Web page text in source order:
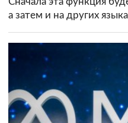
а затем и на других